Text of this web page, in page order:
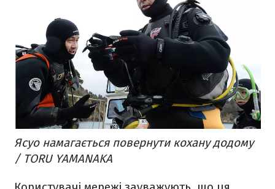
Ясуо намагається повернути кохану додому
/ TORU YAMANAKA